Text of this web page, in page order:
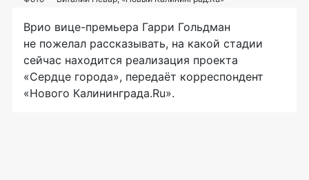
Врио вице-премьера Гарри Гольдман
не пожелал рассказывать, на какой стадии
сейчас находится реализация проекта
«Сердце города», передаёт корреспондент
«Нового Калининграда.Ru».